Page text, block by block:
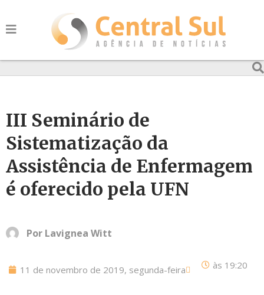
III Seminário de
Sistematização da
Assistência de Enfermagem
é oferecido pela UFN
Por Lavignea Witt
11 de novembro de 2019, segunda-feira às 19:20